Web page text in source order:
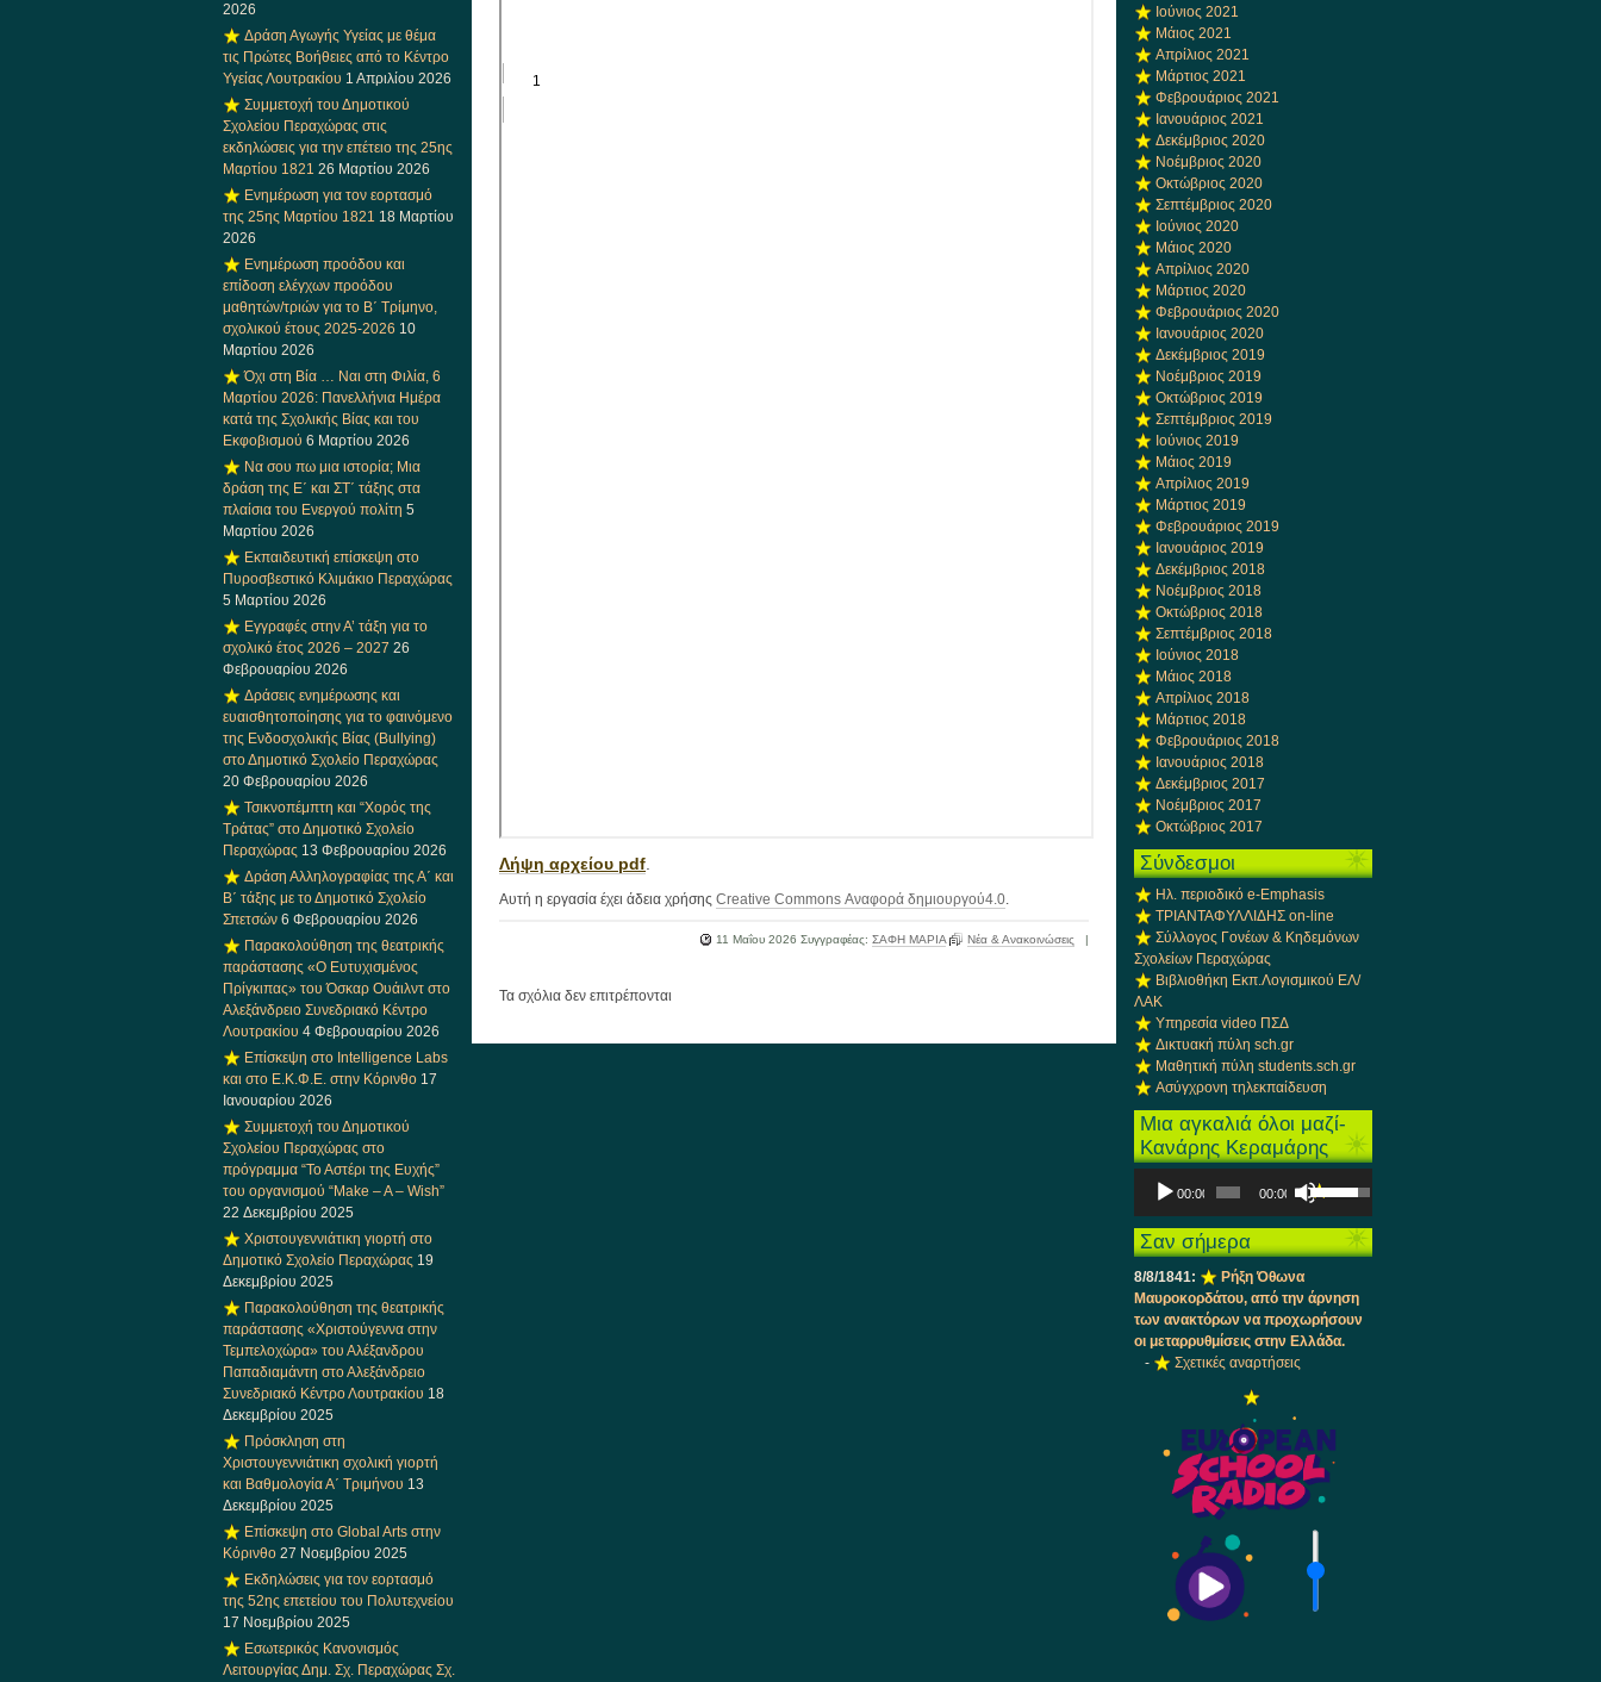
Λήψη αρχείου pdf
Αυτή η εργασία έχει άδεια χρήσης Creative Commons Αναφορά δημιουργού4.0
11 Μαΐου 2026 Συγγραφέας: ΣΑΦΗ ΜΑΡΙΑ Νέα & Ανακοινώσεις |
Τα σχόλια δεν επιτρέπονται
2026
Δράση Αγωγής Υγείας με θέμα
τις Πρώτες Βοήθειες από το Κέντρο
Υγείας Λουτρακίου 1 Απριλίου 2026
Συμμετοχή του Δημοτικού
Σχολείου Περαχώρας στις
εκδηλώσεις για την επέτειο της 25ης
Μαρτίου 1821 26 Μαρτίου 2026
Ενημέρωση για τον εορτασμό
της 25ης Μαρτίου 1821 18 Μαρτίου
2026
Ενημέρωση προόδου και
επίδοση ελέγχων προόδου
μαθητών/τριών για το Β΄ Τρίμηνο,
σχολικού έτους 2025-2026 10
Μαρτίου 2026
Όχι στη Βία … Ναι στη Φιλία, 6
Μαρτίου 2026: Πανελλήνια Ημέρα
κατά της Σχολικής Βίας και του
Εκφοβισμού 6 Μαρτίου 2026
Να σου πω μια ιστορία; Μια
δράση της Ε΄ και ΣΤ΄ τάξης στα
πλαίσια του Ενεργού πολίτη 5
Μαρτίου 2026
Εκπαιδευτική επίσκεψη στο
Πυροσβεστικό Κλιμάκιο Περαχώρας
5 Μαρτίου 2026
Εγγραφές στην Α’ τάξη για το
σχολικό έτος 2026 – 2027 26
Φεβρουαρίου 2026
Δράσεις ενημέρωσης και
ευαισθητοποίησης για το φαινόμενο
της Ενδοσχολικής Βίας (Bullying)
στο Δημοτικό Σχολείο Περαχώρας
20 Φεβρουαρίου 2026
Τσικνοπέμπτη και “Χορός της
Τράτας” στο Δημοτικό Σχολείο
Περαχώρας 13 Φεβρουαρίου 2026
Δράση Αλληλογραφίας της Α΄ και
Β΄ τάξης με το Δημοτικό Σχολείο
Σπετσών 6 Φεβρουαρίου 2026
Παρακολούθηση της θεατρικής
παράστασης «Ο Ευτυχισμένος
Πρίγκιπας» του Όσκαρ Ουάιλντ στο
Αλεξάνδρειο Συνεδριακό Κέντρο
Λουτρακίου 4 Φεβρουαρίου 2026
Επίσκεψη στο Intelligence Labs
και στο Ε.Κ.Φ.Ε. στην Κόρινθο 17
Ιανουαρίου 2026
Συμμετοχή του Δημοτικού
Σχολείου Περαχώρας στο
πρόγραμμα “Το Αστέρι της Ευχής”
του οργανισμού “Make – A – Wish”
22 Δεκεμβρίου 2025
Χριστουγεννιάτικη γιορτή στο
Δημοτικό Σχολείο Περαχώρας 19
Δεκεμβρίου 2025
Παρακολούθηση της θεατρικής
παράστασης «Χριστούγεννα στην
Τεμπελοχώρα» του Αλέξανδρου
Παπαδιαμάντη στο Αλεξάνδρειο
Συνεδριακό Κέντρο Λουτρακίου 18
Δεκεμβρίου 2025
Πρόσκληση στη
Χριστουγεννιάτικη σχολική γιορτή
και Βαθμολογία Α΄ Τριμήνου 13
Δεκεμβρίου 2025
Επίσκεψη στο Global Arts στην
Κόρινθο 27 Νοεμβρίου 2025
Εκδηλώσεις για τον εορτασμό
της 52ης επετείου του Πολυτεχνείου
17 Νοεμβρίου 2025
Εσωτερικός Κανονισμός
Λειτουργίας Δημ. Σχ. Περαχώρας Σχ.
Ιούνιος 2021
Μάιος 2021
Απρίλιος 2021
Μάρτιος 2021
Φεβρουάριος 2021
Ιανουάριος 2021
Δεκέμβριος 2020
Νοέμβριος 2020
Οκτώβριος 2020
Σεπτέμβριος 2020
Ιούνιος 2020
Μάιος 2020
Απρίλιος 2020
Μάρτιος 2020
Φεβρουάριος 2020
Ιανουάριος 2020
Δεκέμβριος 2019
Νοέμβριος 2019
Οκτώβριος 2019
Σεπτέμβριος 2019
Ιούνιος 2019
Μάιος 2019
Απρίλιος 2019
Μάρτιος 2019
Φεβρουάριος 2019
Ιανουάριος 2019
Δεκέμβριος 2018
Νοέμβριος 2018
Οκτώβριος 2018
Σεπτέμβριος 2018
Ιούνιος 2018
Μάιος 2018
Απρίλιος 2018
Μάρτιος 2018
Φεβρουάριος 2018
Ιανουάριος 2018
Δεκέμβριος 2017
Νοέμβριος 2017
Οκτώβριος 2017
Σύνδεσμοι
Ηλ. περιοδικό e-Emphasis
ΤΡΙΑΝΤΑΦΥΛΛΙΔΗΣ on-line
Σύλλογος Γονέων & Κηδεμόνων
Σχολείων Περαχώρας
Βιβλιοθήκη Εκπ.Λογισμικού ΕΛ/
ΛΑΚ
Υπηρεσία video ΠΣΔ
Δικτυακή πύλη sch.gr
Μαθητική πύλη students.sch.gr
Ασύγχρονη τηλεκπαίδευση
Μια αγκαλιά όλοι μαζί-
Κανάρης Κεραμάρης
Πρόγραμμα
Αναπαραγωγής
Ήχου
00:00 00:00
τα
πλήκτρα
Πάνω/
για
να
αυξήσετε
Σαν σήμερα
8/8/1841:
Ρήξη Όθωνα 
Μαυροκορδάτου, από την άρνηση
των ανακτόρων να προχωρήσουν
οι μεταρρυθμίσεις στην Ελλάδα.
-
Σχετικές αναρτήσεις